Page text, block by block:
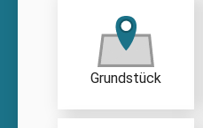
Grundstück